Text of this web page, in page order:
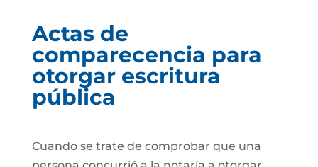
Actas de
comparecencia para
otorgar escritura
pública
Cuando se trate de comprobar que una